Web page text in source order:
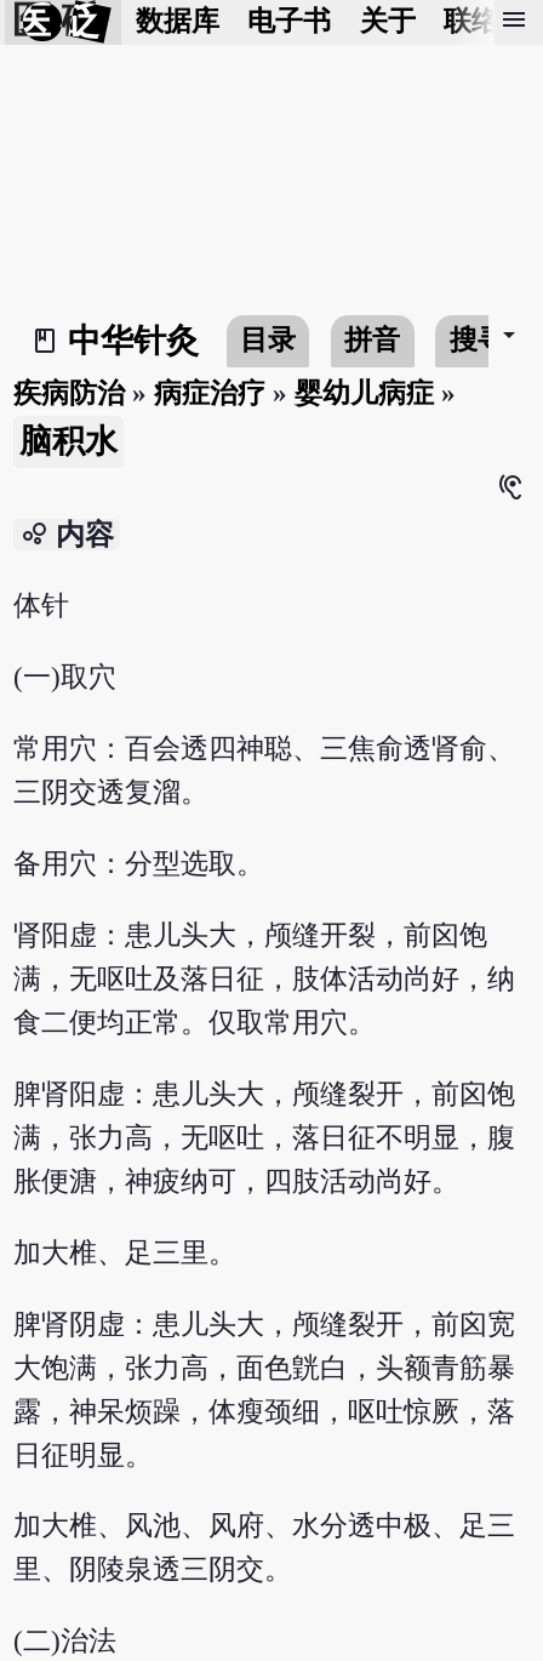
医 砭 数据库 电子书 关于 联络我
menu
book_2
中华针灸 目录 拼音 搜寻arrow_drop_down
疾病防治»病症治疗 »婴幼儿病症 »
脑积水
hearing
bubble_chart 内容
体针
(一)取穴
常用穴：百会透四神聪、三焦俞透肾俞、
三阴交透复溜。
备用穴：分型选取。
肾阳虚：患儿头大，颅缝开裂，前囟饱
满，无呕吐及落日征，肢体活动尚好，纳
食二便均正常。仅取常用穴。
脾肾阳虚：患儿头大，颅缝裂开，前囟饱
满，张力高，无呕吐，落日征不明显，腹
胀便溏，神疲纳可，四肢活动尚好。
加大椎、足三里。
脾肾阴虚：患儿头大，颅缝裂开，前囟宽
大饱满，张力高，面色皝白，头额青筋暴
露，神呆烦躁，体瘦颈细，呕吐惊厥，落
日征明显。
加大椎、风池、风府、水分透中极、足三
里、阴陵泉透三阴交。
(二)治法